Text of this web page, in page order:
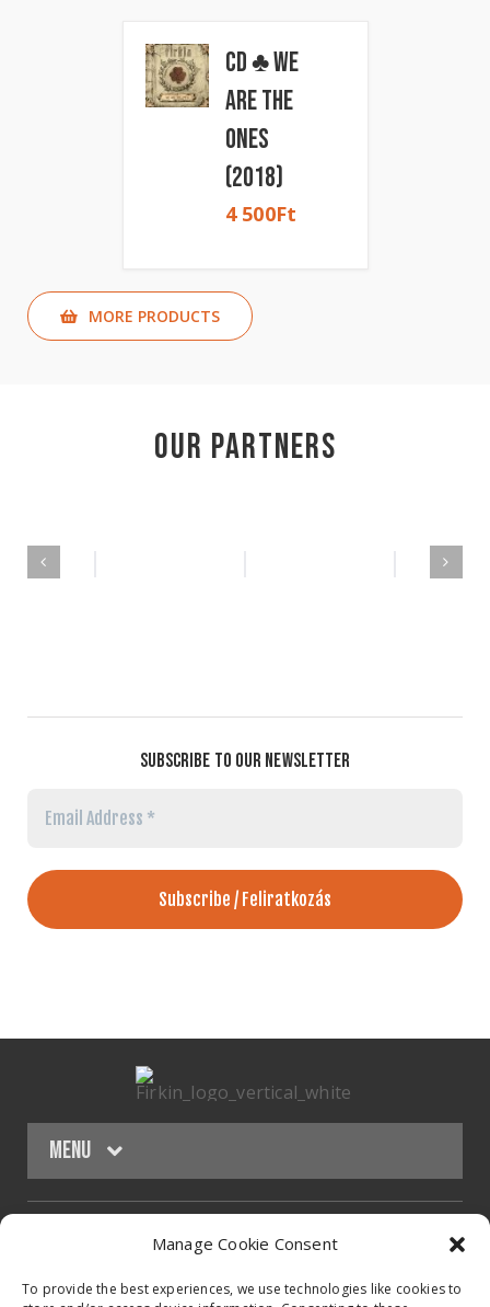
Manage Cookie Consent
To provide the best experiences, we use technologies like cookies to
CD ♣ We
Are The
Ones
(2018)
4 500Ft
MORE PRODUCTS
Our Partners
SUBSCRIBE TO OUR NEWSLETTER
Email
Address
Menu
HOMEPAGE
BAND